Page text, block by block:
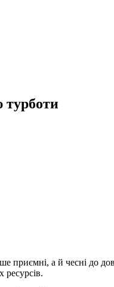
турботи
приємні, а й чесні до
ресурсів.